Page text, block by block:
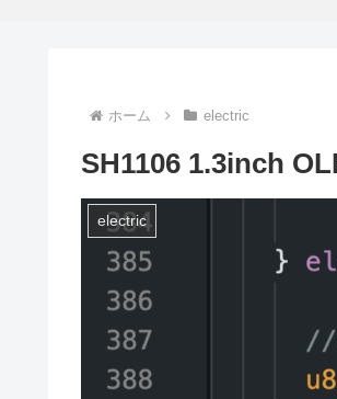
ホーム electric
SH1106 1.3inch
electric